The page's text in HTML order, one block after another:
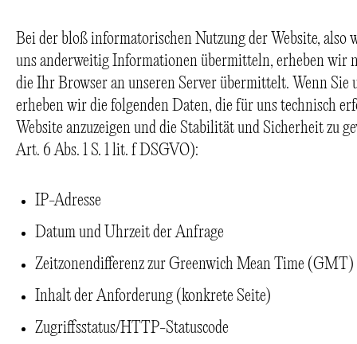
Bei der bloß informatorischen Nutzung der Website, also
uns anderweitig Informationen übermitteln, erheben wir
die Ihr Browser an unseren Server übermittelt. Wenn Sie
erheben wir die folgenden Daten, die für uns technisch
Website anzuzeigen und die Stabilität und Sicherheit zu
Art. 6 Abs. 1 S. 1 lit. f DSGVO):
IP-Adresse
Datum und Uhrzeit der Anfrage
Zeitzonendifferenz zur Greenwich Mean Time (GMT)
Inhalt der Anforderung (konkrete Seite)
Zugriffsstatus/HTTP-Statuscode